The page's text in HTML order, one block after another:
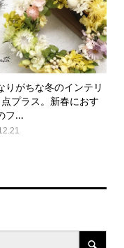
りがちな冬のインテリ
プラス。新春におす
フ...